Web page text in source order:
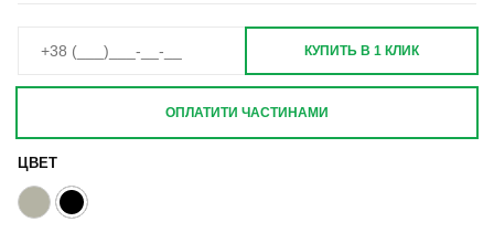
ЦВЕТ
КУПИТЬ В 1 КЛИК
ОПЛАТИТИ ЧАСТИНАМИ